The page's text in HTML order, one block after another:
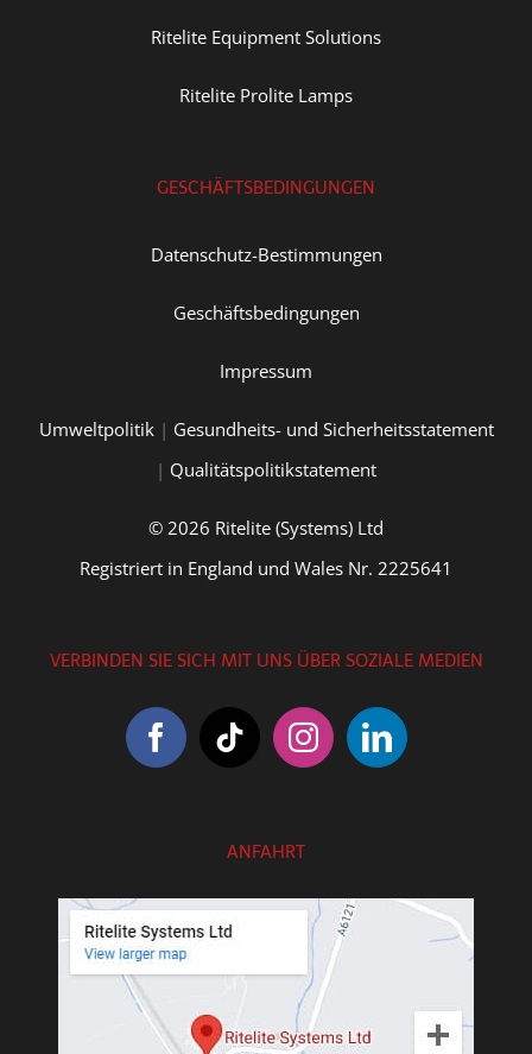
Ritelite Equipment Solutions
Ritelite Prolite Lamps
GESCHÄFTSBEDINGUNGEN
Datenschutz-Bestimmungen
Geschäftsbedingungen
Impressum
Umweltpolitik| Gesundheits- und Sicherheitsstatement
| Qualitätspolitikstatement
© 2026 Ritelite (Systems) Ltd
Registriert in England und Wales Nr. 2225641
VERBINDEN SIE SICH MIT UNS ÜBER SOZIALE MEDIEN
ANFAHRT